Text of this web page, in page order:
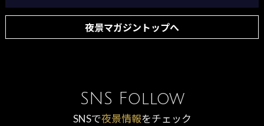
夜景マガジントップへ
SNS Follow
SNSで夜景情報をチェック